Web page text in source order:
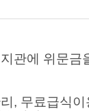
관에 위문금
, 무료급식이